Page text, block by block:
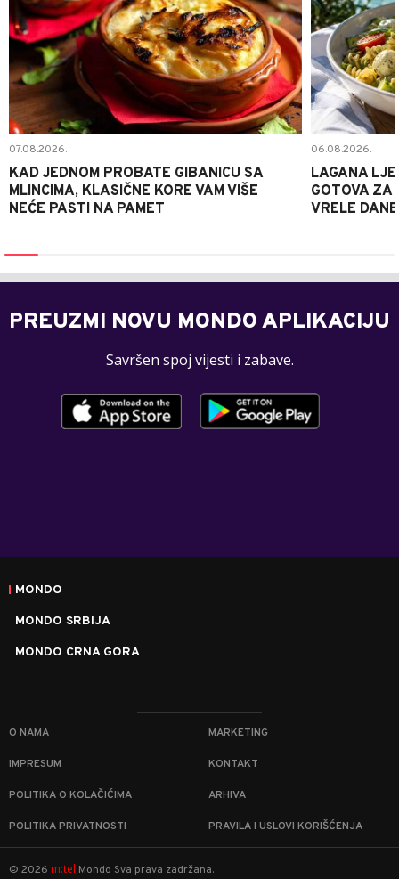
07.08.2026.
KAD JEDNOM PROBATE GIBANICU SA
MLINCIMA, KLASIČNE KORE VAM VIŠE
NEĆE PASTI NA PAMET
06.08.2026.
LAGANA
GOTOVA ZA
VRELE DANE
PREUZMI NOVU MONDO APLIKACIJU
Savršen spoj vijesti i zabave.
MONDO
MONDO SRBIJA
MONDO CRNA GORA
O NAMA MARKETING
IMPRESUM KONTAKT
POLITIKA O KOLAČIĆIMA ARHIVA
POLITIKA PRIVATNOSTI PRAVILA I USLOVI KORIŠĆENJA
© 2026 m:tel Mondo Sva prava zadržana.